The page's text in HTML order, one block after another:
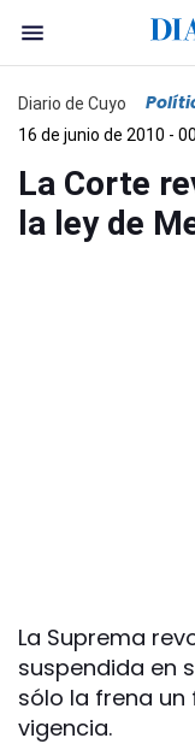
Diario de Cuyo
16 de junio de 2010 -
La Corte
la ley de
La Suprema
suspendida en
sólo la frena un
vigencia.